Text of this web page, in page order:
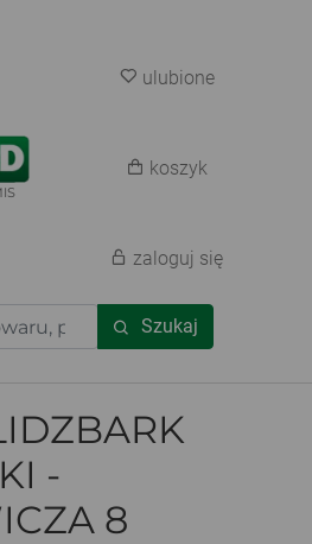
Szukaj
ulubione
koszyk
zaloguj się
-
8